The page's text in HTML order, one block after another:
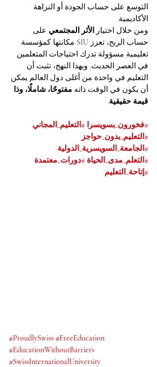
التوسع على حساب الجودة أو النزاهة
الأكاديمية.
ومن خلال اختيار الأثر المجتمعي على
حساب الربح، تعزز SIU مكانتها كمؤسسة
تعليمية مسؤولة تدرك احتياجات المتعلمين
في العصر الحديث. وبهذا النهج، تثبت أن
التعليم في واحدة من أغلى دول العالم يمكن
أن يكون في الوقت ذاته مفتوحًا، شاملًا، وذا
قيمة حقيقية.
#فخورون_بسويسرا #التعليم_المجاني
#التعليم_بدون_حواجز
#الجامعة_السويسرية_الدولية
#التعلم_مدى_الحياة #دورات_معتمدة
#إتاحة_التعليم
#ProudlySwiss #FreeEducation
#EducationWithoutBarriers
#SwissInternationalUniversity